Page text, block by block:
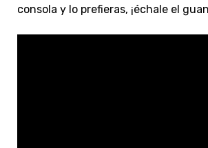
consola y lo prefieras, ¡échale el